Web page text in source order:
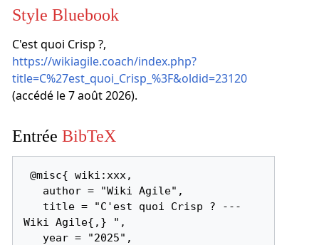
Style Bluebook
C'est quoi Crisp ?,
https://wikiagile.coach/index.php?
title=C%27est_quoi_Crisp_%3F&oldid=23120
(accédé le 7 août 2026).
Entrée BibTeX
@misc{ wiki:xxx,
Wiki Agile{,} ",